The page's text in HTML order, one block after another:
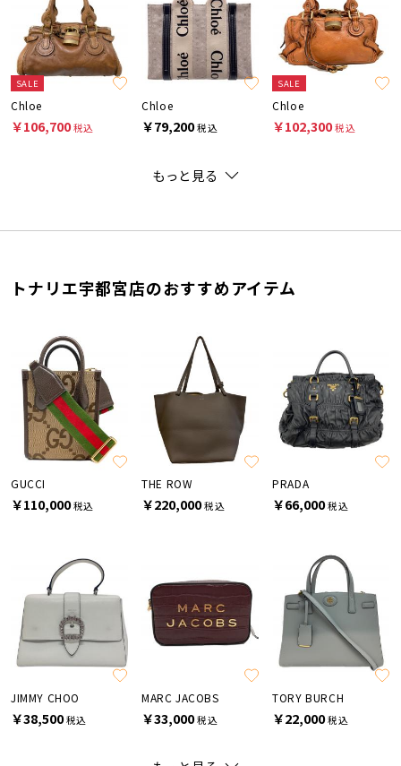
SALE
Chloe
￥106,700税込
Chloe
￥79,200税込
SALE
Chloe
￥102,300税込
もっと見る
トナリエ宇都宮店のおすすめアイテム
GUCCI
￥110,000税込
THE ROW
￥220,000税込
PRADA
￥66,000税込
JIMMY CHOO
￥38,500税込
MARC JACOBS
￥33,000税込
TORY BURCH
￥22,000税込